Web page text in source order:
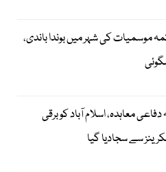
موسمیات کی شہر میں بوندا باندی،
معاہدہ، اسلام آباد کو برقی
سے سجادیا گیا